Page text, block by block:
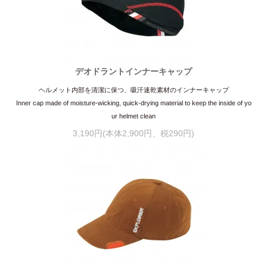
デオドラントインナーキャップ
ヘルメット内部を清潔に保つ、吸汗速乾素材のインナーキャップ
Inner cap made of moisture-wicking, quick-drying material to keep the inside of yo
ur helmet clean
3,190円(本体2,900円、税290円)